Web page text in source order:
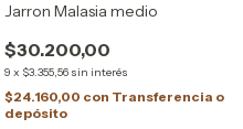
Jarron Malasia medio
$30.200,00
9 x $3.355,56 sin interés
$24.160,00 con Transferencia o
depósito